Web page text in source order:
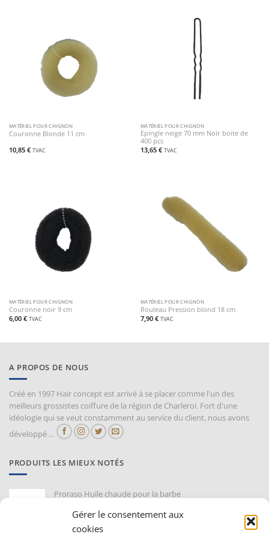
Gérer le consentement aux
cookies
MATÉRIEL POUR CHIGNON
Couronne Blonde 11 cm
10,85 € TVAC
MATÉRIEL POUR CHIGNON
Epingle neige 70 mm Noir boite de
400 pcs
13,65 € TVAC
MATÉRIEL POUR CHIGNON
Couronne noir 9 cm
6,00 € TVAC
MATÉRIEL POUR CHIGNON
Rouleau Pression blond 18 cm
7,90 € TVAC
A PROPOS DE NOUS
Créé en 1997 Hair concept est arrivé à se placer comme l'un des
meilleurs grossistes coiffure de la région de Charleroi. Fort d'une
idéologie qui se veut constamment au service du client, nous avons
développé ...
PRODUITS LES MIEUX NOTÉS
Proraso Huile chaude pour la barbe